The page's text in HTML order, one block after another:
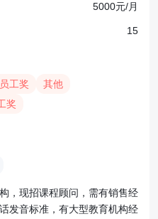
5000元/月
15
工奖
其他
奖
，现招课程顾问，需有销售经
发音标准，有大型教育机构经